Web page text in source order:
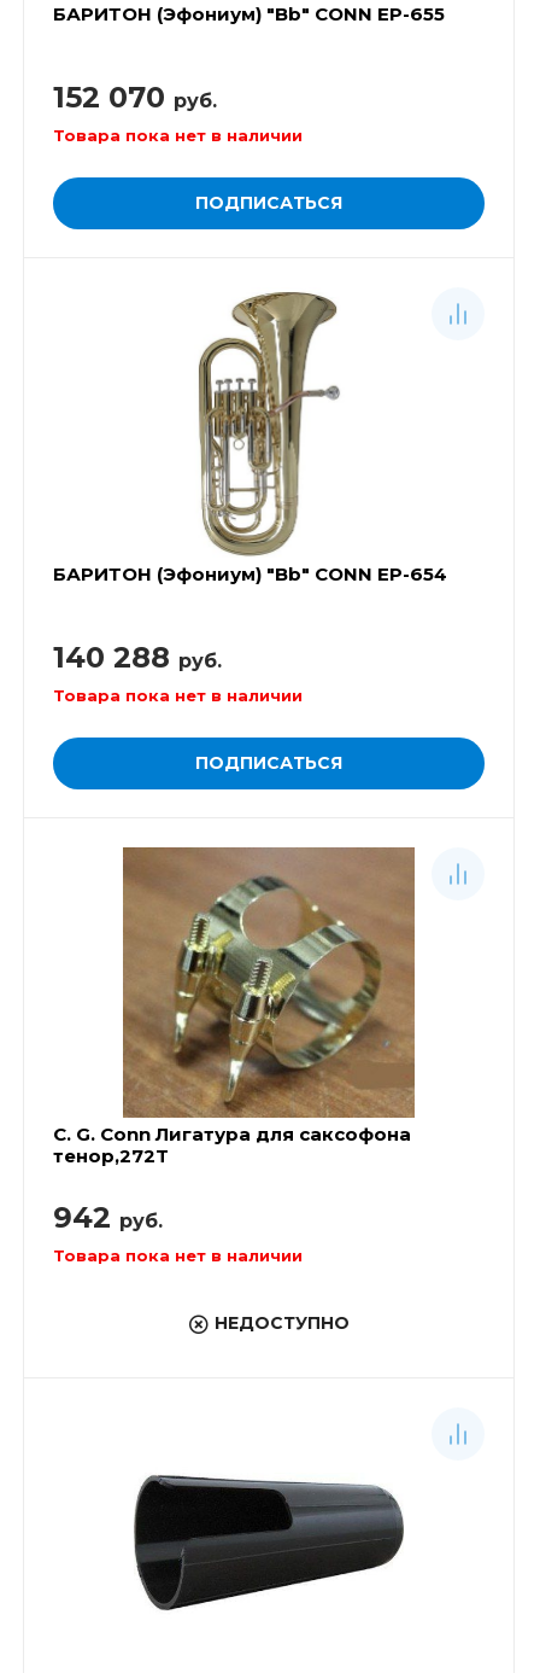
БАРИТОН (Эфониум) "Bb" CONN EP-655
152 070 руб.
Товара пока нет в наличии
ПОДПИСАТЬСЯ
БАРИТОН (Эфониум) "Bb" CONN EP-654
140 288 руб.
Товара пока нет в наличии
ПОДПИСАТЬСЯ
C. G. Conn Лигатура для саксофона
тенор,272T
942 руб.
Товара пока нет в наличии
НЕДОСТУПНО